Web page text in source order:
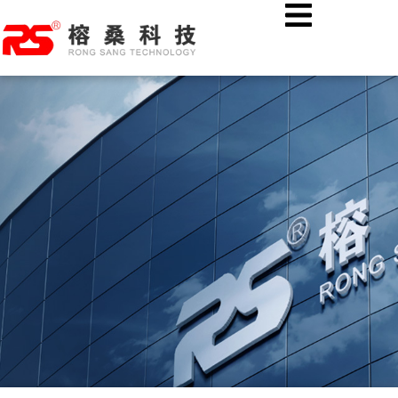
至
内
容
热烈欢迎湖北溢丰数字科技股份有限公司各位领导莅临榕桑科技